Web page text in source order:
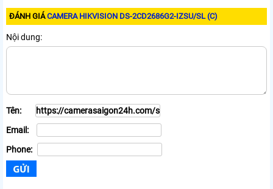
ĐÁNH GIÁCAMERA HIKVISION DS-2CD2686G2-IZSU/SL (C)
Nội dung:
Tên:
Email:
Phone: